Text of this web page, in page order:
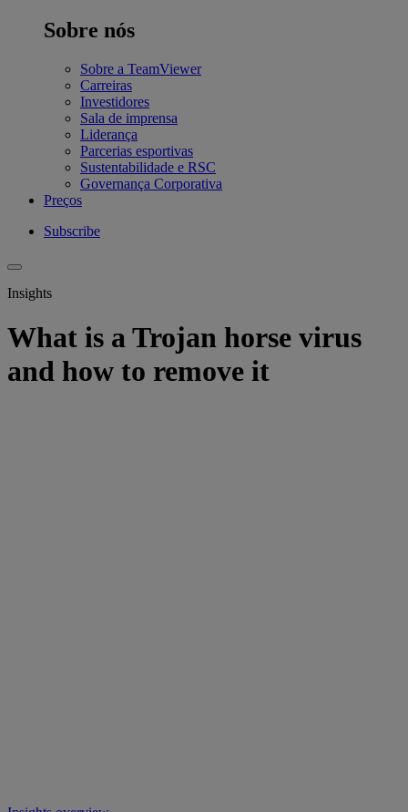
Sobre nós
Sobre a TeamViewer
Carreiras
Investidores
Sala de imprensa
Liderança
Parcerias esportivas
Sustentabilidade e RSC
Governança Corporativa
Preços
Subscribe
Insights
What is a Trojan horse virus
and how to remove it